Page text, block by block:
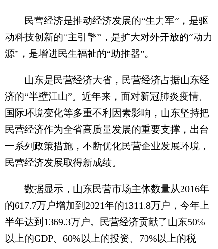
民营经济是推动经济发展的“生力军”，是驱
动科技创新的“主引擎”，是扩大对外开放的“动力
源”，是增进民生福祉的“助推器”。
山东是民营经济大省，民营经济占据山东经
济的“半壁江山”。近年来，面对新冠肺炎疫情、
国际环境变化等多重不利因素影响，山东坚持把
民营经济作为全省高质量发展的重要支撑，出台
一系列政策措施，不断优化民营企业发展环境，
民营经济发展取得新成绩。
数据显示，山东民营市场主体数量从2016年
的617.7万户增加到2021年的1311.8万户，今年上
半年达到1369.3万户。民营经济贡献了山东50%
以上的GDP、60%以上的投资、70%以上的税